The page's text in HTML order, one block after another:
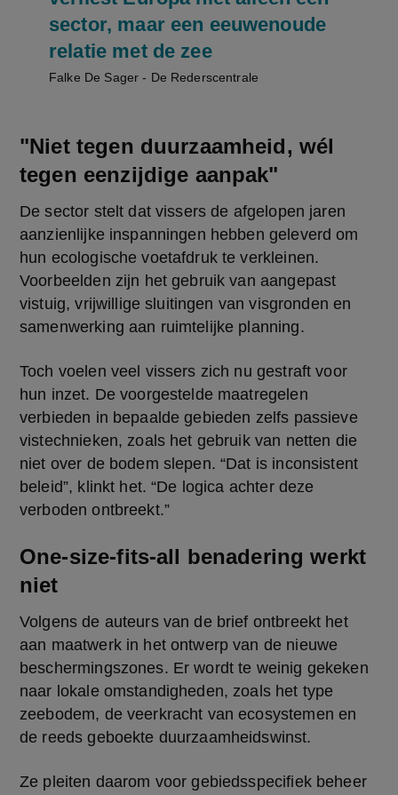
sector, maar een eeuwenoude
relatie met de zee
Falke De Sager - De Rederscentrale
"Niet tegen duurzaamheid, wél
tegen eenzijdige aanpak"
De sector stelt dat vissers de afgelopen jaren
aanzienlijke inspanningen hebben geleverd om
hun ecologische voetafdruk te verkleinen.
Voorbeelden zijn het gebruik van aangepast
vistuig, vrijwillige sluitingen van visgronden en
samenwerking aan ruimtelijke planning.
Toch voelen veel vissers zich nu gestraft voor
hun inzet. De voorgestelde maatregelen
verbieden in bepaalde gebieden zelfs passieve
vistechnieken, zoals het gebruik van netten die
niet over de bodem slepen. “Dat is inconsistent
beleid”, klinkt het. “De logica achter deze
verboden ontbreekt.”
One-size-fits-all benadering werkt
niet
Volgens de auteurs van de brief ontbreekt het
aan maatwerk in het ontwerp van de nieuwe
beschermingszones. Er wordt te weinig gekeken
naar lokale omstandigheden, zoals het type
zeebodem, de veerkracht van ecosystemen en
de reeds geboekte duurzaamheidswinst.
Ze pleiten daarom voor gebiedsspecifiek beheer